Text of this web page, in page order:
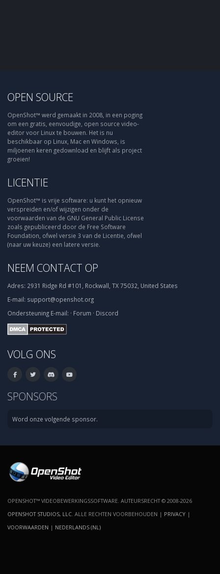
OPEN SOURCE
OpenShot™ werd gemaakt in 2008, in een poging
om een gratis, eenvoudige, open source video-
editor voor Linux te bouwen. Het is nu
beschikbaar op Linux, Mac en Windows, is
miljoenen keren gedownload en blijft als project
groeien!
LICENTIE
OpenShot™ is vrije software: u kunt het opnieuw
verspreiden en/of wijzigen onder de
voorwaarden van de GNU General Public License
zoals gepubliceerd door de Free Software
Foundation, ofwel versie 3 van de Licentie, ofwel
(naar uw keuze) een latere versie.
NEEM CONTACT OP
Adres: 2931 Ridge Rd #101, Rockwall, TX 75032, United States
E-mail: support@openshot.org
Ondersteuning E-mail: · Forum · Discord
VOLG ONS
SPONSORS
Word onze volgende sponsor.
OPENSHOT™ VIDEOBEWERKINGSSOFTWARE. AUTEURSRECHT © 2008-2026
OPENSHOT STUDIOS, LLC . ALLE RECHTEN VOORBEHOUDEN | PRIVACY |
VOORWAARDEN | NEDERLANDS (NL)